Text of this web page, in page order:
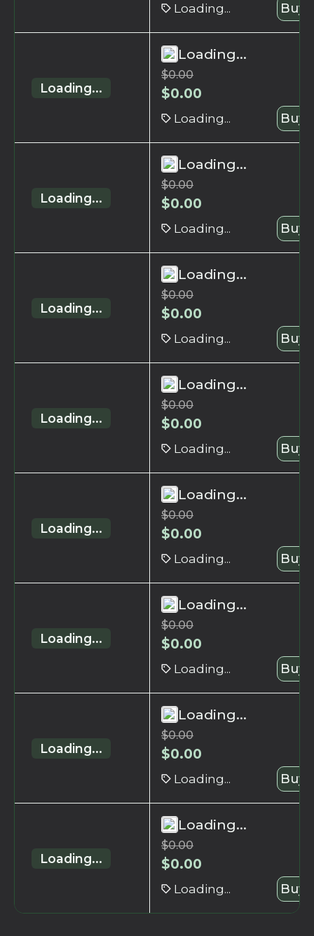
Loading... Buy
Loading...
Loading...
$0.00
$0.00
Loading... Buy
Loading...
Loading...
$0.00
$0.00
Loading... Buy
Loading...
Loading...
$0.00
$0.00
Loading... Buy
Loading...
Loading...
$0.00
$0.00
Loading... Buy
Loading...
Loading...
$0.00
$0.00
Loading... Buy
Loading...
Loading...
$0.00
$0.00
Loading... Buy
Loading...
Loading...
$0.00
$0.00
Loading... Buy
Loading...
Loading...
$0.00
$0.00
Loading... Buy